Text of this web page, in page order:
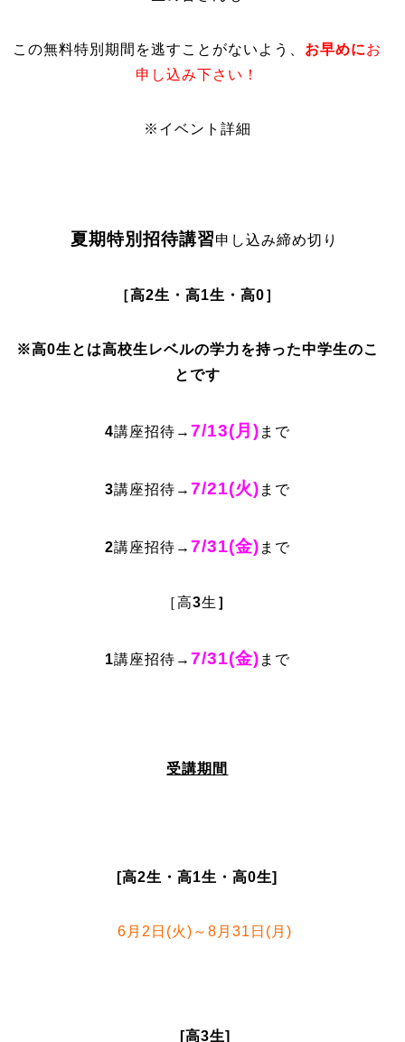
この無料特別期間を逃すことがないよう、 お早めにお
申し込み下さい！
※イベント詳細
夏期特別招待講習申し込み締め切り
［高2生・高1生・高0］
※高0生とは高校生レベルの学力を持った中学生のこ
とです
4講座招待→ 7/13(月) まで
3講座招待→ 7/21(火) まで
2講座招待→ 7/31(金) まで
［高3生 ］
1講座招待→ 7/31(金) まで
受講期間
[高2生・高1生・高0生]
6月2日(火)～8月31日(月)
[高3生]